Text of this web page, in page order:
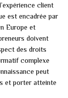
client
est encadrée par
Europe et
doivent
des droits
complexe
peut
et porter atteinte